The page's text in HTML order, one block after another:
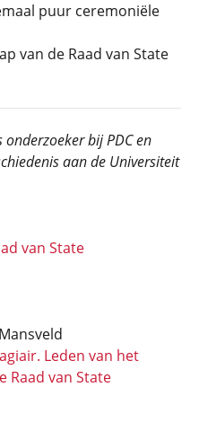
puur ceremoniële
van de Raad van State
bij PDC en
aan de Universiteit
van State
Leden van het
Raad van State